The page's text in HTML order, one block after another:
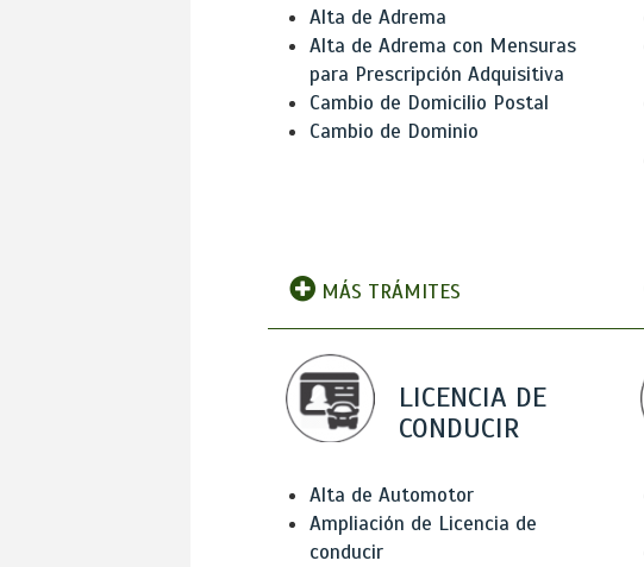
Alta de Adrema
Alta de Adrema con Mensuras
para Prescripción Adquisitiva
Cambio de Domicilio Postal
Cambio de Dominio
MÁS TRÁMITES
LICENCIA DE
CONDUCIR
Alta de Automotor
Ampliación de Licencia de
conducir